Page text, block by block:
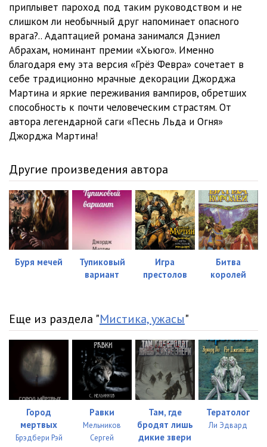
Глава-16 12:28
Глава-17
Глава-18 26:45
Глава-19 16:59
Глава-20
Глава-21
Глава-23 30:27
Глава-24 19:00
Глава-25 27:14
Глава-26 16:25
23:20
Глава-29
Глава-30 47:39
Глава-31 37:44
Глава-32 39:52
Глава-33 11:39
Глава-34
приплывет пароход под таким руководством и не
слишком ли необычный друг напоминает опасного
врага?.. Адаптацией романа занимался Дэниел
Абрахам, номинант премии «Хьюго». Именно
благодаря ему эта версия «Грёз Февра» сочетает в
себе традиционно мрачные декорации Джорджа
Мартина и яркие переживания вампиров, обретших
способность к почти человеческим страстям. От
автора легендарной саги «Песнь Льда и Огня»
Джорджа Мартина!
Другие произведения автора
Буря мечей
Тупиковый
вариант
Игра
престолов
Битва
королей
Еще из раздела "Мистика, ужасы"
Город
мертвых
Брэдбери Рэй
Равки
Мельников
Сергей
Там, где
бродят лишь
дикие звери
Тератолог
Ли Эдвард